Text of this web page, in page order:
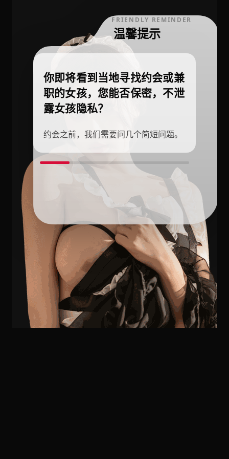
FRIENDLY REMINDER
温馨提示
你即将看到当地寻找约会或兼
职的女孩，您能否保密，不泄
露女孩隐私？
约会之前，我们需要问几个简短问题。